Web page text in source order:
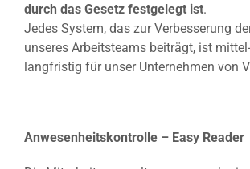
durch das Gesetz festgelegt ist.
Jedes System, das zur Verbesserung
unseres Arbeitsteams beiträgt, ist
langfristig für unser Unternehmen von
Anwesenheitskontrolle – Easy Reader